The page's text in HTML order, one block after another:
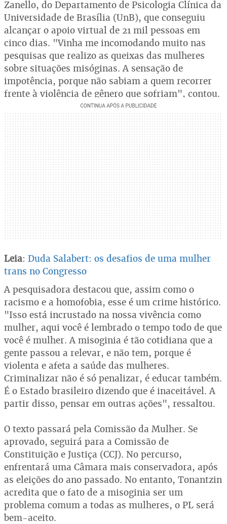
Zanello, do Departamento de Psicologia Clínica da
Universidade de Brasília (UnB), que conseguiu
alcançar o apoio virtual de 21 mil pessoas em
cinco dias. "Vinha me incomodando muito nas
pesquisas que realizo as queixas das mulheres
sobre situações misóginas. A sensação de
impotência, porque não sabiam a quem recorrer
frente à violência de gênero que sofriam", contou.
Leia: Duda Salabert: os desafios de uma mulher
trans no Congresso
A pesquisadora destacou que, assim como o
racismo e a homofobia, esse é um crime histórico.
"Isso está incrustado na nossa vivência como
mulher, aqui você é lembrado o tempo todo de que
você é mulher. A misoginia é tão cotidiana que a
gente passou a relevar, e não tem, porque é
violenta e afeta a saúde das mulheres.
Criminalizar não é só penalizar, é educar também.
É o Estado brasileiro dizendo que é inaceitável. A
partir disso, pensar em outras ações", ressaltou.
O texto passará pela Comissão da Mulher. Se
aprovado, seguirá para a Comissão de
Constituição e Justiça (CCJ). No percurso,
enfrentará uma Câmara mais conservadora, após
as eleições do ano passado. No entanto, Tonantzin
acredita que o fato de a misoginia ser um
problema comum a todas as mulheres, o PL será
bem-aceito.